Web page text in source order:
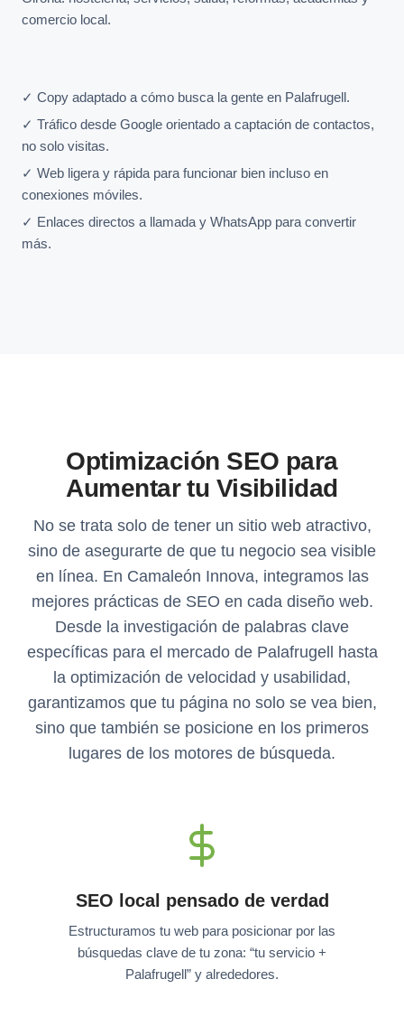
comercio local.
✓ Copy adaptado a cómo busca la gente en Palafrugell.
✓ Tráfico desde Google orientado a captación de contactos,
no solo visitas.
✓ Web ligera y rápida para funcionar bien incluso en
conexiones móviles.
✓ Enlaces directos a llamada y WhatsApp para convertir
más.
Optimización SEO para
Aumentar tu Visibilidad
No se trata solo de tener un sitio web atractivo,
sino de asegurarte de que tu negocio sea visible
en línea. En Camaleón Innova, integramos las
mejores prácticas de SEO en cada diseño web.
Desde la investigación de palabras clave
específicas para el mercado de Palafrugell hasta
la optimización de velocidad y usabilidad,
garantizamos que tu página no solo se vea bien,
sino que también se posicione en los primeros
lugares de los motores de búsqueda.
SEO local pensado de verdad
Estructuramos tu web para posicionar por las
búsquedas clave de tu zona: “tu servicio +
Palafrugell” y alrededores.